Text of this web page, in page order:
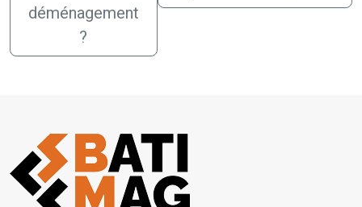
déménagement
?